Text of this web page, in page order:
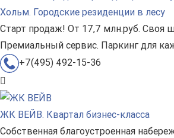
Хольм. Городские резиденции в лесу
Старт продаж! От 17,7 млн.руб. Своя
Премиальный сервис. Паркинг для
+7(495) 492-15-36
ЖК ВЕЙВ. Квартал бизнес-класса
Собственная благоустроенная